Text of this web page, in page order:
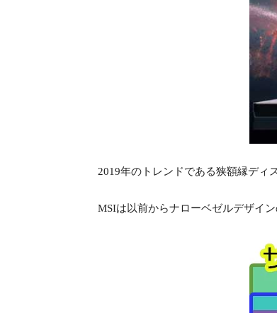
2019年のトレンドである狭額縁ディ
MSIは以前からナローベゼルデザイ